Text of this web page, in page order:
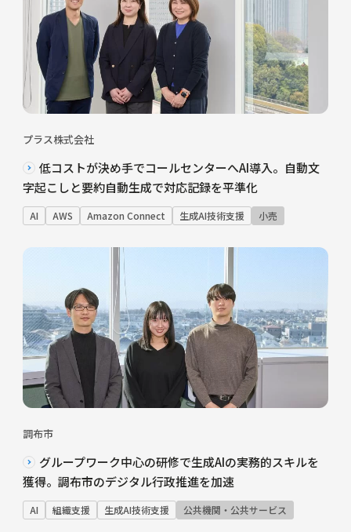
プラス株式会社
低コストが決め手でコールセンターへAI導入。自動文
字起こしと要約自動生成で対応記録を平準化
AI AWS Amazon Connect 生成AI技術支援 小売
調布市
グループワーク中心の研修で生成AIの実務的スキルを
獲得。調布市のデジタル行政推進を加速
AI 組織支援 生成AI技術支援 公共機関・公共サービス